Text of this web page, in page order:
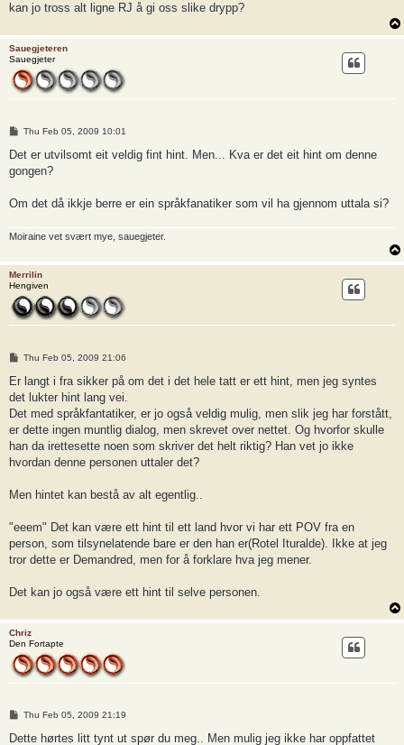
kan jo tross alt ligne RJ å gi oss slike drypp?
Sauegjeteren
Sauegjeter
P
s
Thu Feb 05, 2009 10:01
Det er utvilsomt eit veldig fint hint. Men... Kva er det eit hint om denne
gongen?
Om det då ikkje berre er ein språkfanatiker som vil ha gjennom uttala si?
Moiraine vet svært mye, sauegjeter.
Merrilin
Hengiven
P
s
Thu Feb 05, 2009 21:06
Er langt i fra sikker på om det i det hele tatt er ett hint, men jeg syntes
det lukter hint lang vei.
Det med språkfantatiker, er jo også veldig mulig, men slik jeg har forstått,
er dette ingen muntlig dialog, men skrevet over nettet. Og hvorfor skulle
han da irettesette noen som skriver det helt riktig? Han vet jo ikke
hvordan denne personen uttaler det?
Men hintet kan bestå av alt egentlig..
"eeem" Det kan være ett hint til ett land hvor vi har ett POV fra en
person, som tilsynelatende bare er den han er(Rotel Ituralde). Ikke at jeg
tror dette er Demandred, men for å forklare hva jeg mener.
Det kan jo også være ett hint til selve personen.
Chriz
Den Fortapte
P
s
Thu Feb 05, 2009 21:19
Dette hørtes litt tynt ut spør du meg.. Men mulig jeg ikke har oppfattet